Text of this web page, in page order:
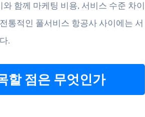
함께 마케팅 비용, 서비스 수준 차이
통적인 풀서비스 항공사 사이에는 서
.
할 점은 무엇인가